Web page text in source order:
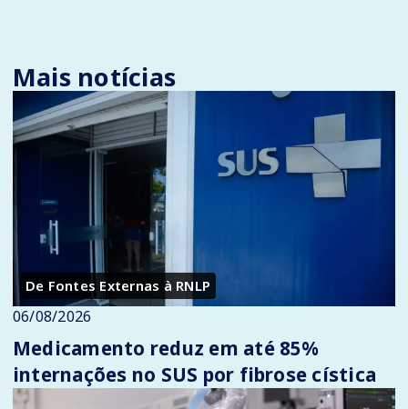
Mais notícias
De Fontes Externas à RNLP
06/08/2026
Medicamento reduz em até 85%
internações no SUS por fibrose cística